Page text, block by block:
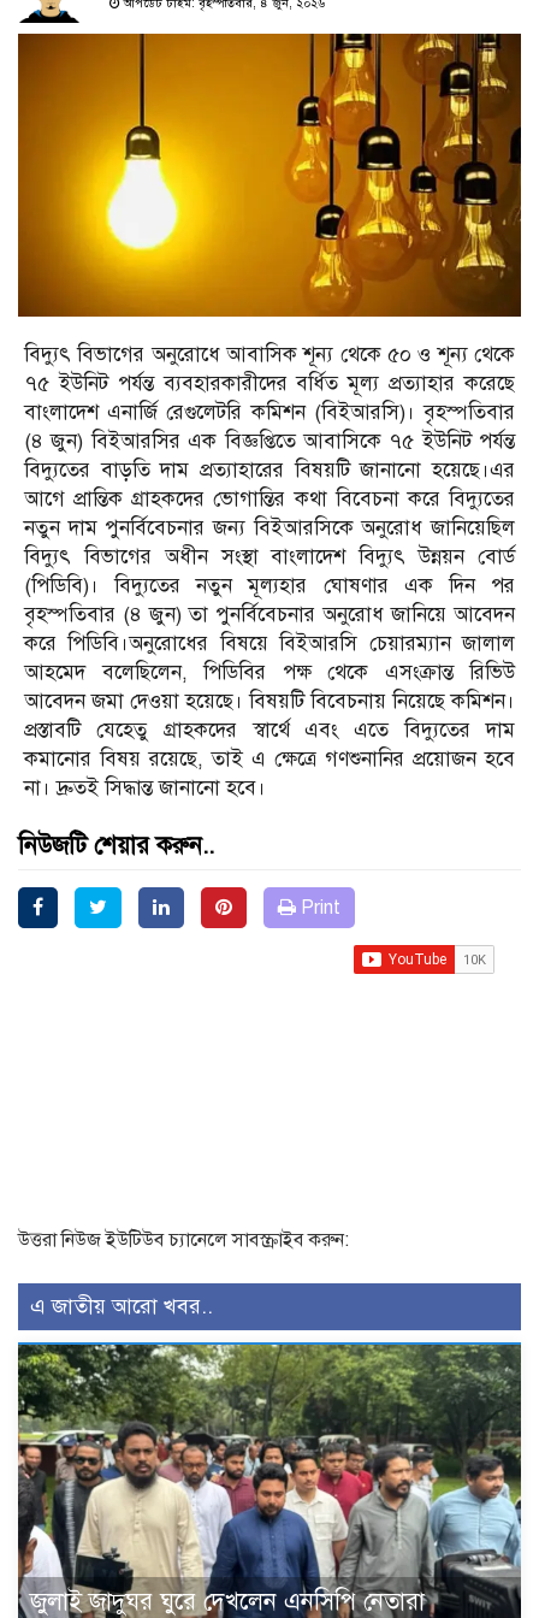
আপডেট টাইম: বৃহস্পতিবার, ৪ জুন, ২০২৬
বিদ্যুৎ বিভাগের অনুরোধে আবাসিক শূন্য থেকে ৫০ ও শূন্য থেকে
৭৫ ইউনিট পর্যন্ত ব্যবহারকারীদের বর্ধিত মূল্য প্রত্যাহার করেছে
বাংলাদেশ এনার্জি রেগুলেটরি কমিশন (বিইআরসি)। বৃহস্পতিবার
(৪ জুন) বিইআরসির এক বিজ্ঞপ্তিতে আবাসিকে ৭৫ ইউনিট পর্যন্ত
বিদ্যুতের বাড়তি দাম প্রত্যাহারের বিষয়টি জানানো হয়েছে।এর
আগে প্রান্তিক গ্রাহকদের ভোগান্তির কথা বিবেচনা করে বিদ্যুতের
নতুন দাম পুনর্বিবেচনার জন্য বিইআরসিকে অনুরোধ জানিয়েছিল
বিদ্যুৎ বিভাগের অধীন সংস্থা বাংলাদেশ বিদ্যুৎ উন্নয়ন বোর্ড
(পিডিবি)। বিদ্যুতের নতুন মূল্যহার ঘোষণার এক দিন পর
বৃহস্পতিবার (৪ জুন) তা পুনর্বিবেচনার অনুরোধ জানিয়ে আবেদন
করে পিডিবি।অনুরোধের বিষয়ে বিইআরসি চেয়ারম্যান জালাল
আহমেদ বলেছিলেন, পিডিবির পক্ষ থেকে এসংক্রান্ত রিভিউ
আবেদন জমা দেওয়া হয়েছে। বিষয়টি বিবেচনায় নিয়েছে কমিশন।
প্রস্তাবটি যেহেতু গ্রাহকদের স্বার্থে এবং এতে বিদ্যুতের দাম
কমানোর বিষয় রয়েছে, তাই এ ক্ষেত্রে গণশুনানির প্রয়োজন হবে
না। দ্রুতই সিদ্ধান্ত জানানো হবে।
নিউজটি শেয়ার করুন..
Print
উত্তরা নিউজ ইউটিউব চ্যানেলে সাবস্ক্রাইব করুন:
এ জাতীয় আরো খবর..
জুলাই জাদুঘর ঘুরে দেখলেন এনসিপি নেতারা